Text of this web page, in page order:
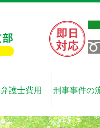
弁護士費用 刑事事件の